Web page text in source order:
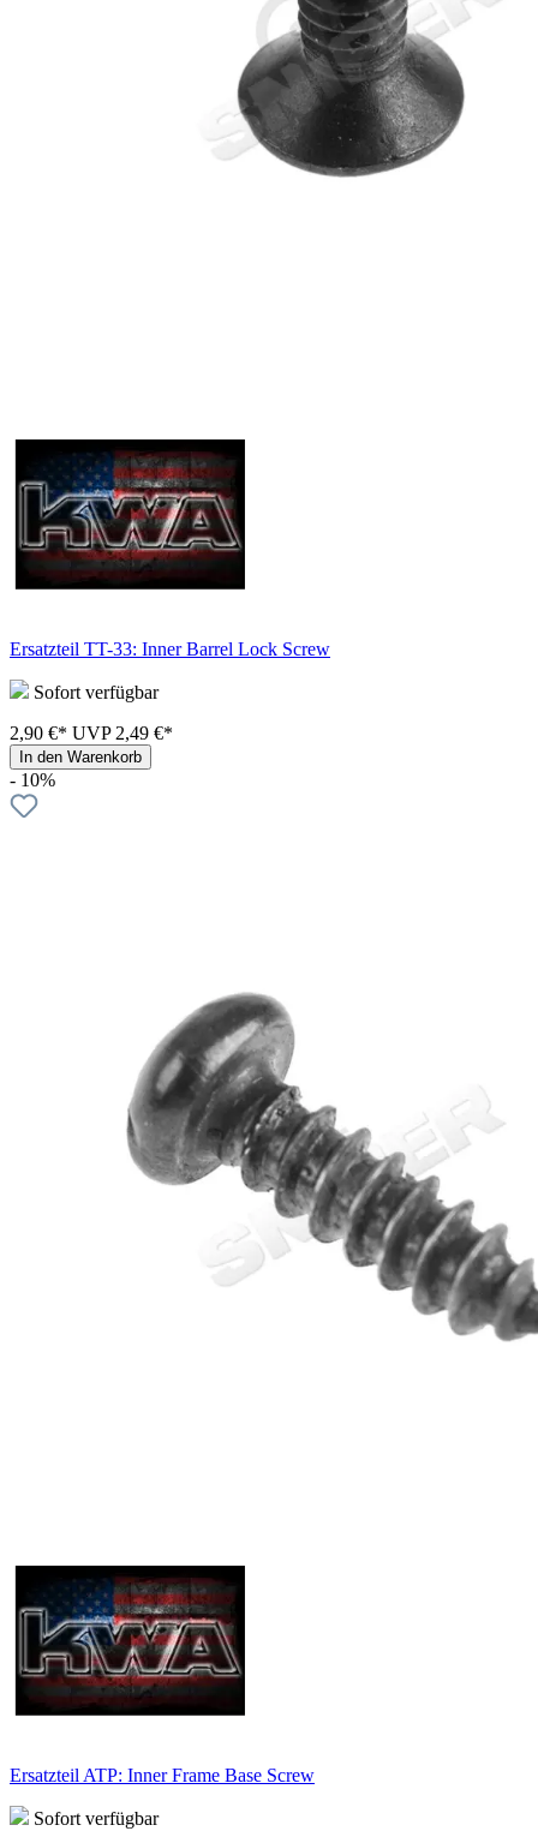
Ersatzteil TT-33: Inner Barrel Lock Screw
Sofort verfügbar
2,90 €* UVP 2,49 €*
In den Warenkorb
- 10%
Ersatzteil ATP: Inner Frame Base Screw
Sofort verfügbar